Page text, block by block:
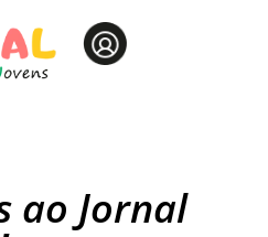
ao Jornal